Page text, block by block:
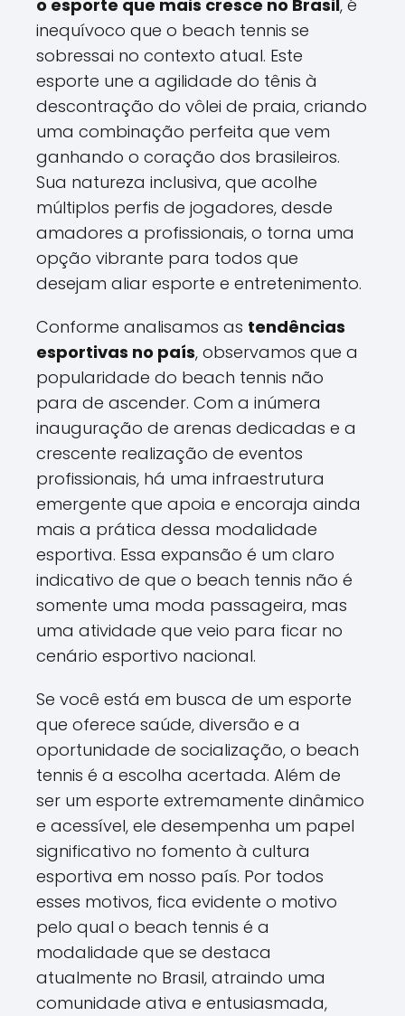
o esporte que mais cresce no Brasil, é
inequívoco que o beach tennis se
sobressai no contexto atual. Este
esporte une a agilidade do tênis à
descontração do vôlei de praia, criando
uma combinação perfeita que vem
ganhando o coração dos brasileiros.
Sua natureza inclusiva, que acolhe
múltiplos perfis de jogadores, desde
amadores a profissionais, o torna uma
opção vibrante para todos que
desejam aliar esporte e entretenimento.
Conforme analisamos as tendências
esportivas no país, observamos que a
popularidade do beach tennis não
para de ascender. Com a inúmera
inauguração de arenas dedicadas e a
crescente realização de eventos
profissionais, há uma infraestrutura
emergente que apoia e encoraja ainda
mais a prática dessa modalidade
esportiva. Essa expansão é um claro
indicativo de que o beach tennis não é
somente uma moda passageira, mas
uma atividade que veio para ficar no
cenário esportivo nacional.
Se você está em busca de um esporte
que oferece saúde, diversão e a
oportunidade de socialização, o beach
tennis é a escolha acertada. Além de
ser um esporte extremamente dinâmico
e acessível, ele desempenha um papel
significativo no fomento à cultura
esportiva em nosso país. Por todos
esses motivos, fica evidente o motivo
pelo qual o beach tennis é a
modalidade que se destaca
atualmente no Brasil, atraindo uma
comunidade ativa e entusiasmada,